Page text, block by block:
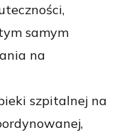
samym
na
szpitalnej na